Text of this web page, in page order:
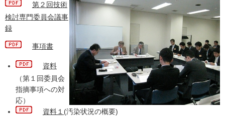
第２回技術
検討専門委員会議事
録
事項書
資料
（第１回委員会
指摘事項への対
応）
資料１ (汚染状況の概要)